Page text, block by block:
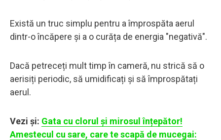
Există un truc simplu pentru a împrospăta aerul
dintr-o încăpere și a o curăța de energia "negativă".
Dacă petreceți mult timp în cameră, nu strică să o
aerisiți periodic, să umidificați și să împrospătați
aerul.
Vezi și: Gata cu clorul și mirosul înțepător!
Amestecul cu sare, care te scapă de mucegai: